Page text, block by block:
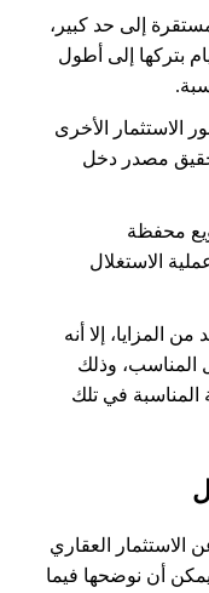
إلى حد كبير،
بتركها إلى أطول
الاستثمار الأخرى
مصدر دخل
محفظة
الاستغلال
المزايا، إلا أنه
المناسب، وذلك
في تلك
الاستثمار العقاري
أن نوضحها فيما